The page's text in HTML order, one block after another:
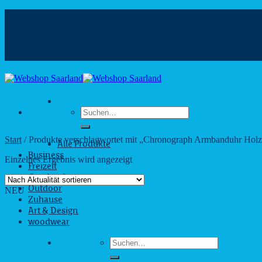
Suchen
nach:
Alle Produkte
Business
Freizeit
Geschenke
Outdoor
Zuhause
Art & Design
woodwear
Suchen
nach:
Start /Produkte verschlagwortet mit „Chronograph Armbanduhr
Einzelnes Ergebnis wird angezeigt
NEU